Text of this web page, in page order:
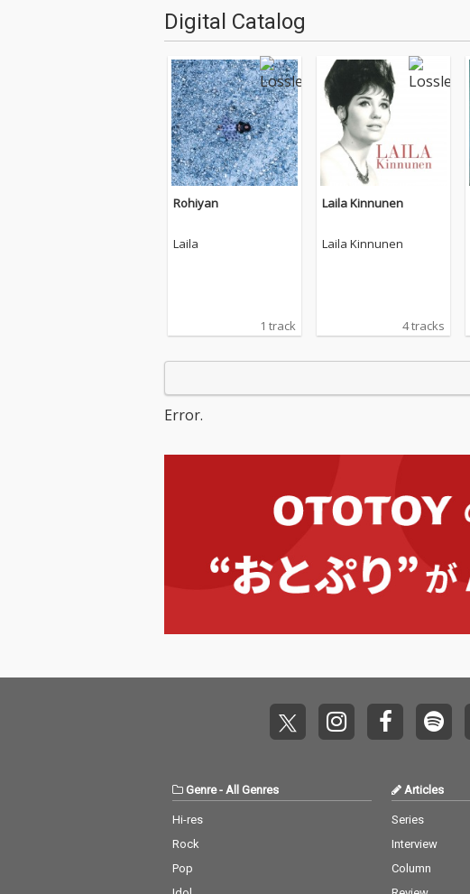
Digital Catalog
Rohiyan
Laila
1 track
Laila Kinnunen
Laila Kinnunen
4 tracks
Error.
Genre- All Genres
Hi-res
Rock
Pop
Articles
Series
Interview
Column